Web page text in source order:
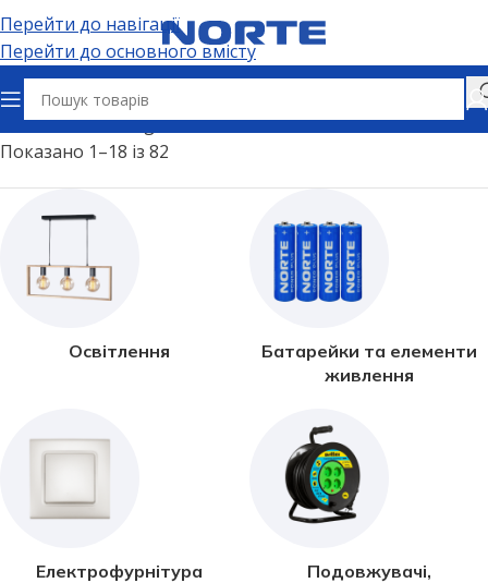
Перейти до навігації
Перейти до основного вмісту
Головна Vesta Light
Показано 1–18 із 82
Освітлення
Батарейки та елементи
живлення
Електрофурнітура
Подовжувачі,